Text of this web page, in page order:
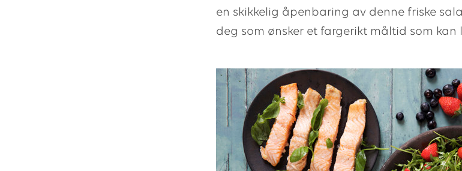
en skikkelig åpenbaring av denne friske
deg som ønsker et fargerikt måltid som kan